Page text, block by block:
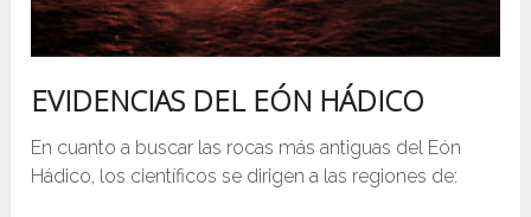
EVIDENCIAS DEL EÓN HÁDICO
En cuanto a buscar las rocas más antiguas del Eón
Hádico, los científicos se dirigen a las regiones de: